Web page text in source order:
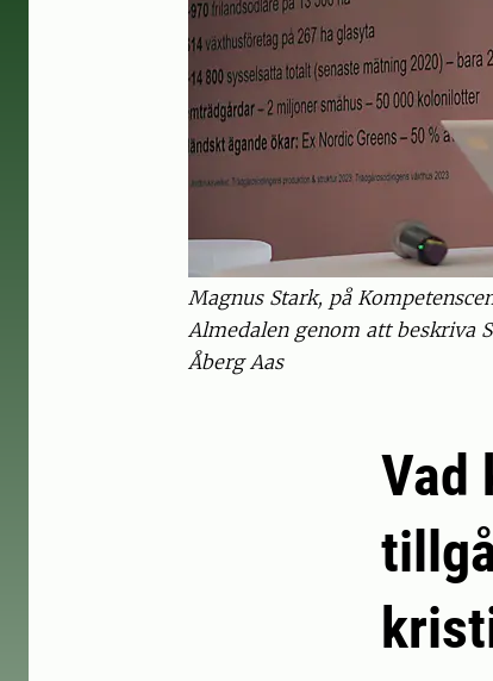
Magnus Stark, på
Almedalen genom att beskriva
Åberg Aas
Vad